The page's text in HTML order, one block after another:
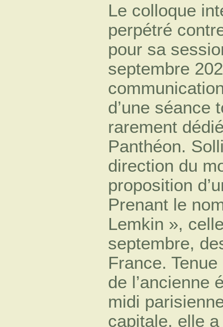
Le colloque
perpétré
pour sa
septembre
d’une séance
rarement
Panthéon.
direction du
proposition
Prenant le
Lemkin »,
septembre,
France.
de l’ancienne
midi
capitale, elle